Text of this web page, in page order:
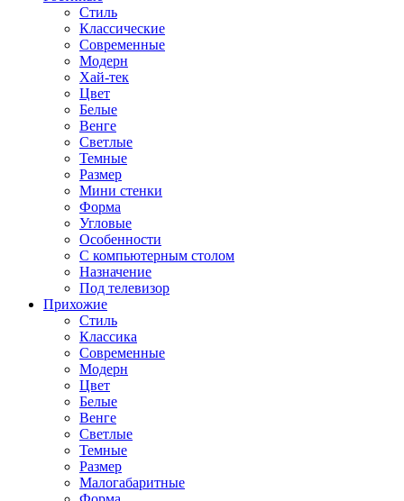
Стиль
Классические
Современные
Модерн
Хай-тек
Цвет
Белые
Венге
Светлые
Темные
Размер
Мини стенки
Форма
Угловые
Особенности
С компьютерным столом
Назначение
Под телевизор
Прихожие
Стиль
Классика
Современные
Модерн
Цвет
Белые
Венге
Светлые
Темные
Размер
Малогабаритные